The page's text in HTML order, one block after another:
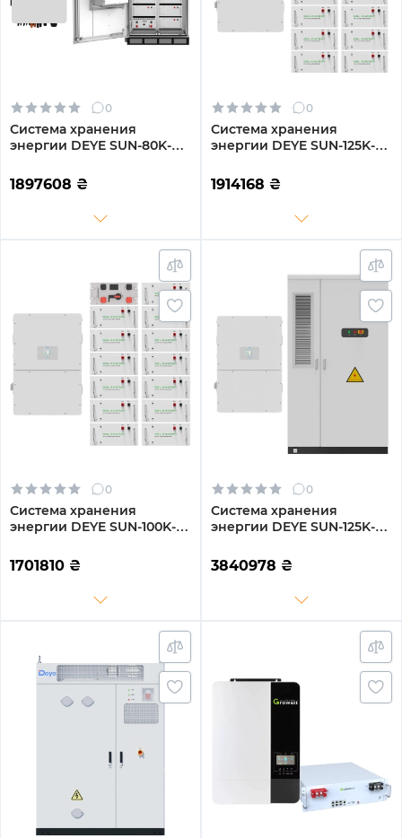
0
Система хранения
энергии DEYE SUN-80K-
209kWh 1BAT LiFePO4
≥6500 циклов (SV-
1897608 ₴
0
Система хранения
энергии DEYE SUN-125K-
241.2kWh 1BAT LiFePO4
≥10000 циклів (SV-
1914168 ₴
0
Система хранения
энергии DEYE SUN-100K-
209kWh 1BAT LiFePO4
≥10000 циклов (SV-
1701810 ₴
0
Система хранения
энергии DEYE SUN-125K-
417.6kWh 1BAT LiFePO4 ≥ 8
000 циклов (SV-3DE125K1-
3840978 ₴